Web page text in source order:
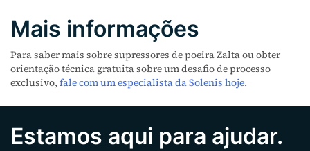
Mais informações
Para saber mais sobre supressores de poeira Zalta ou obter
orientação técnica gratuita sobre um desafio de processo
exclusivo, fale com um especialista da Solenis hoje.
Estamos aqui para ajudar.